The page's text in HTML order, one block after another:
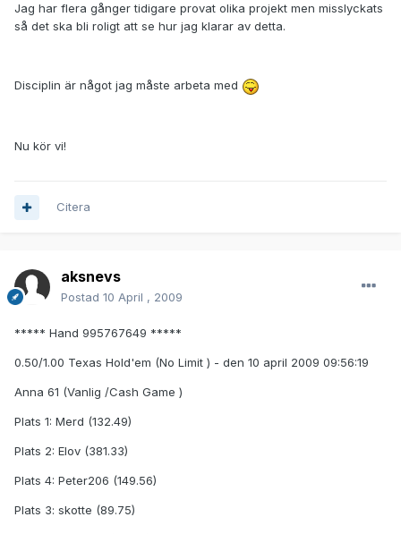
Jag har flera gånger tidigare provat olika projekt men misslyckats
så det ska bli roligt att se hur jag klarar av detta.
Disciplin är något jag måste arbeta med
Nu kör vi!
Citera
aksnevs
Postad 10 April , 2009
***** Hand 995767649 *****
0.50/1.00 Texas Hold'em (No Limit ) - den 10 april 2009 09:56:19
Anna 61 (Vanlig /Cash Game )
Plats 1: Merd (132.49)
Plats 2: Elov (381.33)
Plats 4: Peter206 (149.56)
Plats 3: skotte (89.75)